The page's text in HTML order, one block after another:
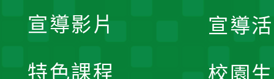
宣導
校園
宣導影片
特色課程